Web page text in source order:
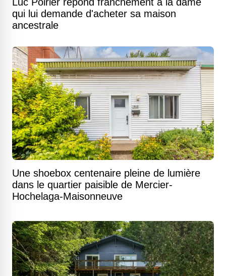
qui lui demande d'acheter sa maison
ancestrale
Une shoebox centenaire pleine de lumière
dans le quartier paisible de Mercier-
Hochelaga-Maisonneuve